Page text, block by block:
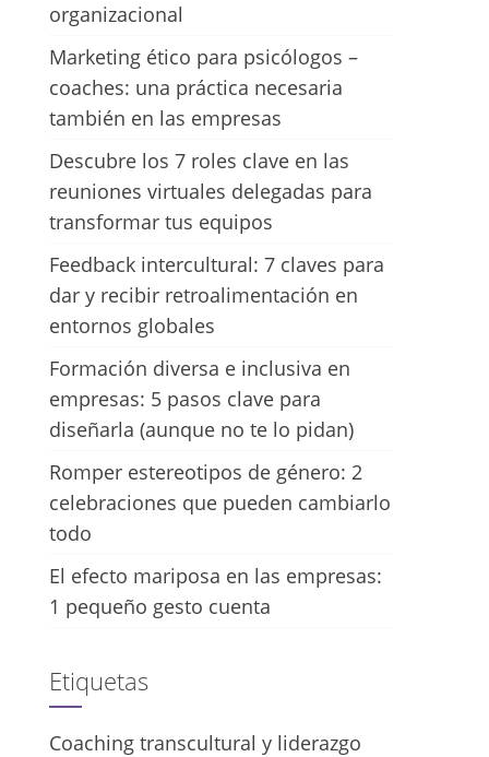
organizacional
Marketing ético para psicólogos –
coaches: una práctica necesaria
también en las empresas
Descubre los 7 roles clave en las
reuniones virtuales delegadas para
transformar tus equipos
Feedback intercultural: 7 claves para
dar y recibir retroalimentación en
entornos globales
Formación diversa e inclusiva en
empresas: 5 pasos clave para
diseñarla (aunque no te lo pidan)
Romper estereotipos de género: 2
celebraciones que pueden cambiarlo
todo
El efecto mariposa en las empresas:
1 pequeño gesto cuenta
Etiquetas
Coaching transcultural y liderazgo